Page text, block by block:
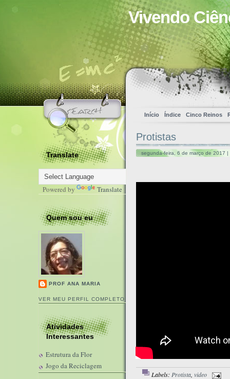
Vivendo
Início Índice Cinco Reinos
Translate
Powered by Translate
Quem sou eu
PROF ANA MARIA
VER MEU PERFIL COMPLETO
Atividades
Interessantes
Estrutura da Flor
Jogo da Reciclagem
Protistas
segunda-feira, 6 de março de 2017 |
Labels: Protista video